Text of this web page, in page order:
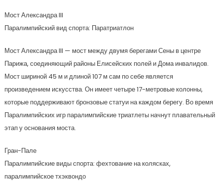
Мост Александра III
Паралимпийский вид спорта: Паратриатлон
Мост Александра III — мост между двумя берегами Сены в центре
Парижа, соединяющий районы Елисейских полей и Дома инвалидов.
Мост шириной 45 м и длиной 107 м сам по себе является
произведением искусства. Он имеет четыре 17-метровые колонны,
которые поддерживают бронзовые статуи на каждом берегу. Во время
Паралимпийских игр паралимпийские триатлеты начнут плавательный
этап у основания моста.
Гран-Пале
Паралимпийские виды спорта: фехтование на колясках,
паралимпийское тхэквондо